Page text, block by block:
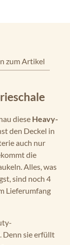
zum Artikel
diese Heavy-
den Deckel in
auch nur
die
Alles, was
sind noch 4
Lieferumfang
Denn sie erfüllt